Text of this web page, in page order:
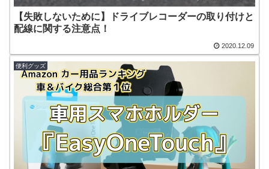
【失敗しないために】ドライブレコーダーの取り付けと
配線に関する注意点！
2020.12.09
便利グッズ